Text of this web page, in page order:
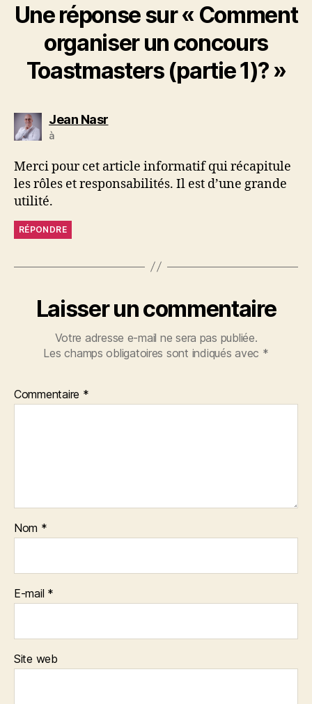
Une réponse sur « Comment
organiser un concours
Toastmasters (partie 1)? »
Jean Nasrdit :
à
Merci pour cet article informatif qui récapitule
les rôles et responsabilités. Il est d’une grande
utilité.
RÉPONDRE
Laisser un commentaire
Votre adresse e-mail ne sera pas publiée.
Les champs obligatoires sont indiqués avec *
Commentaire *
Nom *
E-mail *
Site web